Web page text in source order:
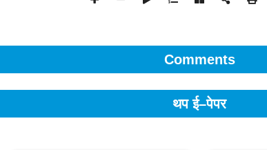
Comments
थप ई–पेपर